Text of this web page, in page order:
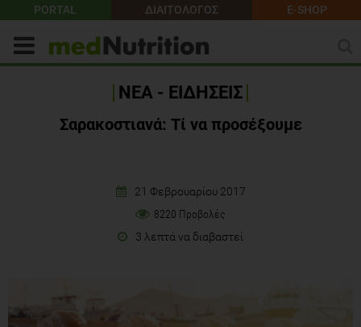
PORTAL ΔΙΑΙΤΟΛΟΓΟΣ E-SHOP
ΝΕΑ - ΕΙΔΗΣΕΙΣ
Σαρακοστιανά: Τί να προσέξουμε
21 Φεβρουαρίου 2017
8220 Προβολές
3 λεπτά να διαβαστεί